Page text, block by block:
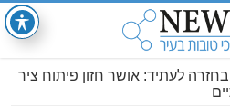
בחזרה לעתיד: אושר חזון פיתוח ציר